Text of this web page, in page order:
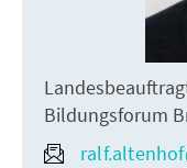
Bildungsforum